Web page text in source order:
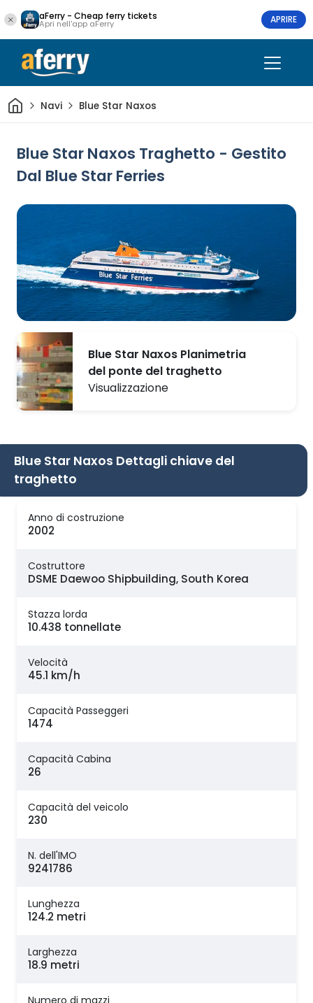
aFerry - Cheap ferry tickets
Apri nell'app aFerry APRIRE
CasaNavi Blue Star Naxos
Blue Star Naxos Traghetto - Gestito
Dal Blue Star Ferries
Blue Star Naxos Planimetria
del ponte del traghetto
Visualizzazione
Blue Star Naxos Dettagli chiave del
traghetto
Anno di costruzione
2002
Costruttore
DSME Daewoo Shipbuilding, South Korea
Stazza lorda
10.438 tonnellate
Velocità
45.1 km/h
Capacità Passeggeri
1474
Capacità Cabina
26
Capacità del veicolo
230
N. dell'IMO
9241786
Lunghezza
124.2 metri
Larghezza
18.9 metri